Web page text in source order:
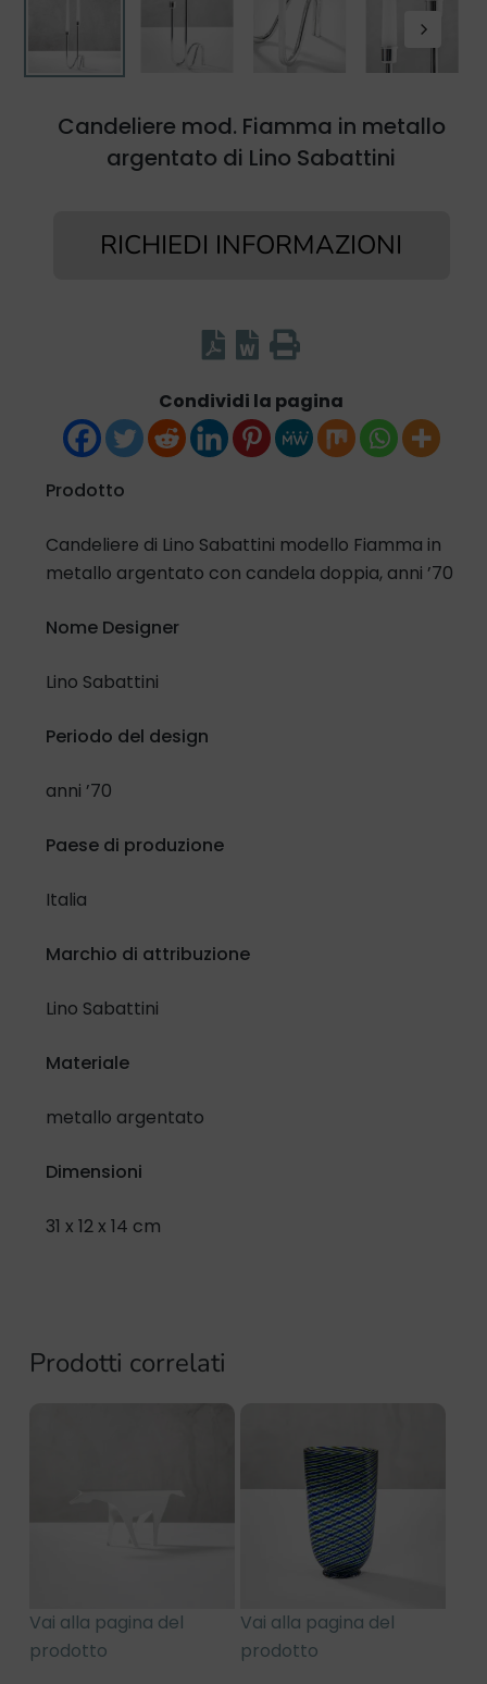
Candeliere mod. Fiamma in metallo
argentato di Lino Sabattini
RICHIEDI INFORMAZIONI
Confermo di aver letto e compreso l'
di protezione dati personali
Ho letto e compreso
Inoltre, riguardo al trattamento dei miei dati per attività di
modalità automatizzate di contatto.
Condividi la pagina
Prodotto
Candeliere di Lino Sabattini modello Fiamma in
metallo argentato con candela doppia, anni ’70
Nome Designer
Lino Sabattini
Periodo del design
anni ’70
Paese di produzione
Italia
Marchio di attribuzione
Lino Sabattini
Materiale
metallo argentato
Dimensioni
31 x 12 x 14 cm
Prodotti correlati
Vai alla pagina del
prodotto
Vai alla pagina del
prodotto